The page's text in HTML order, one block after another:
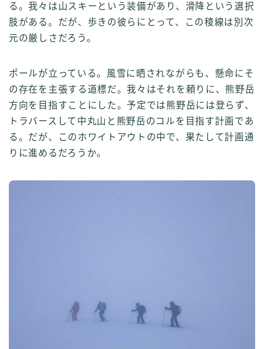
る。我々は山スキーという装備があり、滑降という選択
肢がある。だが、歩きの彼らにとって、この稜線は別次
元の厳しさだろう。
ポールが立っている。風雪に晒されながらも、懸命にそ
の存在を主張する道標だ。我々はそれを頼りに、熊野岳
方向を目指すことにした。予定では熊野岳には登らず、
トラバースして中丸山と熊野岳のコルを目指す計画であ
る。だが、このホワイトアウトの中で、果たして計画通
りに進めるだろうか。